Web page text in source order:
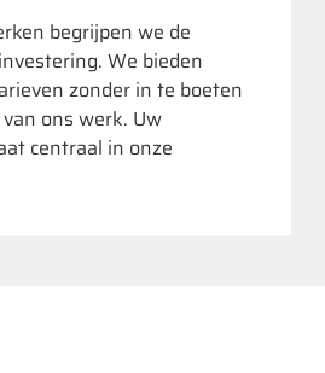
begrijpen we de
We bieden
zonder in te boeten
ons werk. Uw
centraal in onze